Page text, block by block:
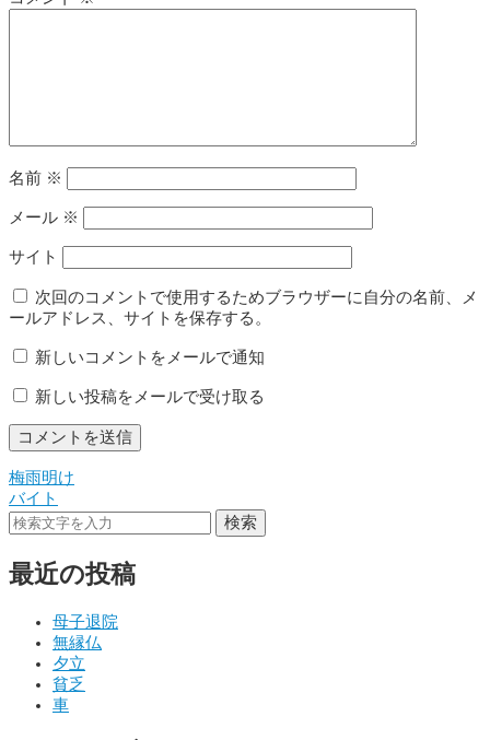
名前 ※
メール ※
サイト
次回のコメントで使用するためブラウザーに自分の名前、メ
ールアドレス、サイトを保存する。
新しいコメントをメールで通知
新しい投稿をメールで受け取る
投
稿
ビ
梅雨明け
バイト
検索
最近の投稿
母子退院
無縁仏
夕立
貧乏
車